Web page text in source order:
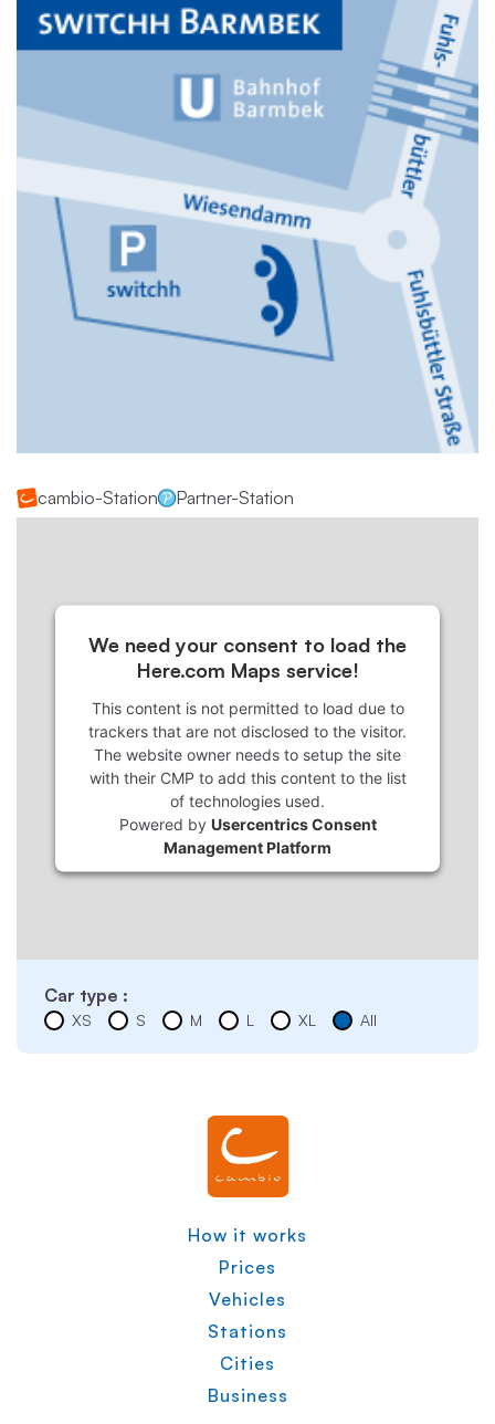
cambio-Station Partner-Station
We need your consent to load the
Here.com Maps service!
This content is not permitted to load due to
trackers that are not disclosed to the visitor.
The website owner needs to setup the site
with their CMP to add this content to the list
of technologies used.
Powered by Usercentrics Consent
Management Platform
Car type :
XS S M L XL All
How it works
Prices
Vehicles
Stations
Cities
Business